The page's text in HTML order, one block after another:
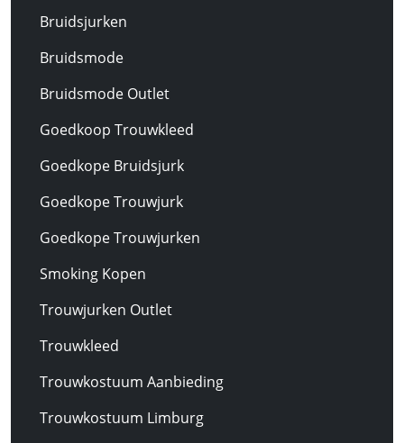
Bruidsjurken
Bruidsmode
Bruidsmode Outlet
Goedkoop Trouwkleed
Goedkope Bruidsjurk
Goedkope Trouwjurk
Goedkope Trouwjurken
Smoking Kopen
Trouwjurken Outlet
Trouwkleed
Trouwkostuum Aanbieding
Trouwkostuum Limburg